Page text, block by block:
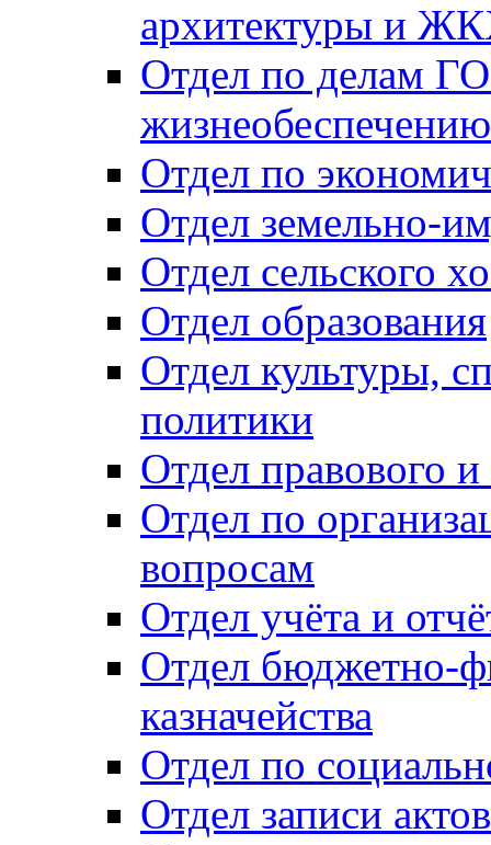
архитектуры и
Отдел по делам
Отдел по
Отдел земельно-
Отдел сельского
Отдел образования
Отдел культуры,
политики
Отдел правового
Отдел по
вопросам
Отдел учёта и
Отдел бюджетно-
казначейства
Отдел по
Отдел записи